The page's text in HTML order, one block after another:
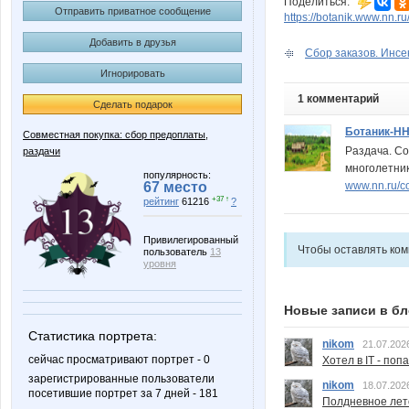
Отправить приватное сообщение
Добавить в друзья
Игнорировать
Сделать подарок
Совместная покупка: сбор предоплаты,
раздачи
популярность:
67 место
рейтинг 61216 +37 ↑ ?
Привилегированный
пользователь 13
уровня
Статистика портрета:
сейчас просматривают портрет - 0
зарегистрированные пользователи
посетившие портрет за 7 дней - 181
https://
Сбор заказов.
1 комментарий
Ботаник-НН
Раздача.
www.nn.ru/
Чтобы оставлять
Новые записи в
nikom
Хотел в IT -
nikom
Полдневное